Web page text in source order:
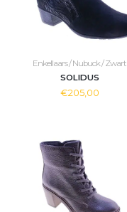
Enkellaars / Nubuck / Zwart
SOLIDUS
€205,00